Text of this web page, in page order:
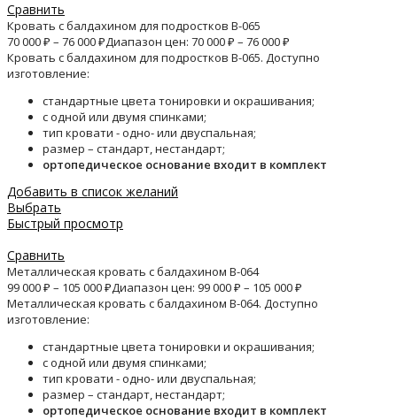
Сравнить
Кровать с балдахином для подростков B-065
70 000₽ – 76 000₽Диапазон цен: 70 000 ₽ – 76 000 ₽
Кровать с балдахином для подростков B-065. Доступно
изготовление:
стандартные цвета тонировки и окрашивания;
с одной или двумя спинками;
тип кровати - одно- или двуспальная;
размер – стандарт, нестандарт;
ортопедическое основание входит в комплект
Добавить в список желаний
Выбрать
Быстрый просмотр
Сравнить
Металлическая кровать с балдахином B-064
99 000₽ – 105 000₽Диапазон цен: 99 000 ₽ – 105 000 ₽
Металлическая кровать с балдахином B-064. Доступно
изготовление:
стандартные цвета тонировки и окрашивания;
с одной или двумя спинками;
тип кровати - одно- или двуспальная;
размер – стандарт, нестандарт;
ортопедическое основание входит в комплект